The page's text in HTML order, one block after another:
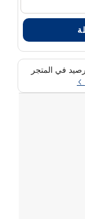
في المتجر